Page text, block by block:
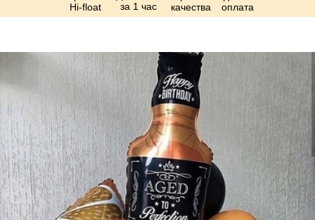
Hi-float
за 1 час
качества
оплата